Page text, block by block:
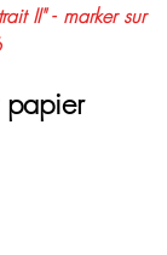
II" - marker sur
papier